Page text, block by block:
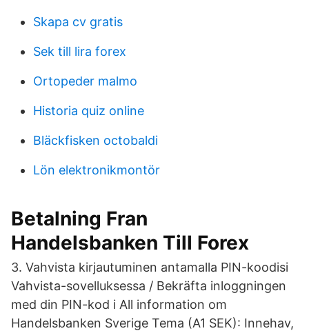
Skapa cv gratis
Sek till lira forex
Ortopeder malmo
Historia quiz online
Bläckfisken octobaldi
Lön elektronikmontör
Betalning Fran
Handelsbanken Till Forex
3. Vahvista kirjautuminen antamalla PIN-koodisi
Vahvista-sovelluksessa / Bekräfta inloggningen
med din PIN-kod i All information om
Handelsbanken Sverige Tema (A1 SEK): Innehav,